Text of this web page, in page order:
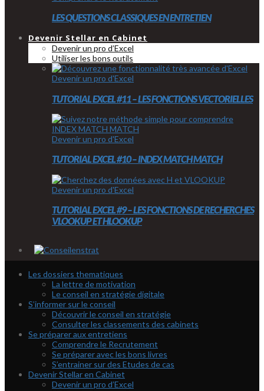
LES QUESTIONS CLASSIQUES EN ENTRETIEN
Devenir Stellar en Cabinet
Devenir un pro d’Excel
Utiliser les bons outils
Devenir un pro d'Excel
TUTORIAL EXCEL #11 – LES FONCTIONS VECTORIELLES
Devenir un pro d'Excel
TUTORIAL EXCEL #10 – INDEX MATCH MATCH
Devenir un pro d'Excel
TUTORIAL EXCEL #9 – LES FONCTIONS DE RECHERCHES
VLOOKUP ET HLOOKUP
Les dossiers thematiques
La lettre de motivation
Le conseil en stratégie digitale
S’informer sur le conseil
Découvrir le conseil en stratégie
Consulter les classements des cabinets
Se préparer aux entretiens
Comprendre le Recrutement
Se préparer avec les bons livres
S’entrainer sur des Etudes de cas
Devenir Stellar en Cabinet
Devenir un pro d’Excel